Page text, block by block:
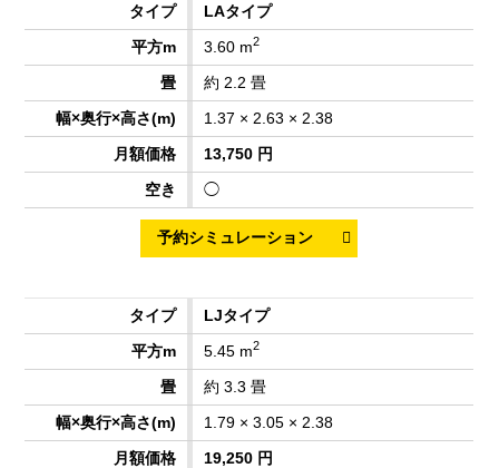
LAタイプ
3.60 m2
約 2.2 畳
1.37 × 2.63 × 2.38
13,750 円
◯
LJタイプ
5.45 m2
約 3.3 畳
1.79 × 3.05 × 2.38
19,250 円